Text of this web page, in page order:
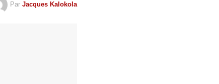
Par Jacques Kalokola